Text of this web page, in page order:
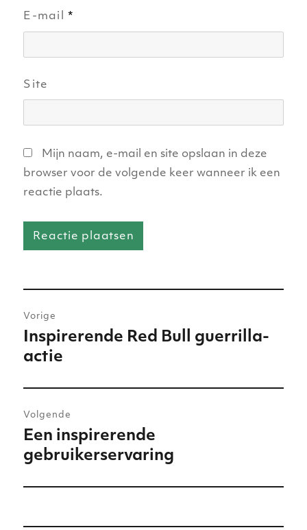
E-mail*
Site
Mijn naam, e-mail en site opslaan in deze
browser voor de volgende keer wanneer ik een
reactie plaats.
navigatie
Vorige
Vorig
bericht:
Inspirerende Red Bull guerrilla-
actie
Volgende
Volgend
bericht:
Een inspirerende
gebruikerservaring